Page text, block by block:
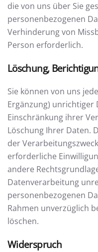
die von uns über Sie
personenbezogenen
Verhinderung von
Person erforderlich.
Löschung,
Sie können von uns
Ergänzung) unrichtiger
Einschränkung ihrer
Löschung Ihrer Daten.
der
erforderliche
andere
Datenverarbeitung
personenbezogenen
Rahmen unverzüglich
löschen.
Widerspruch